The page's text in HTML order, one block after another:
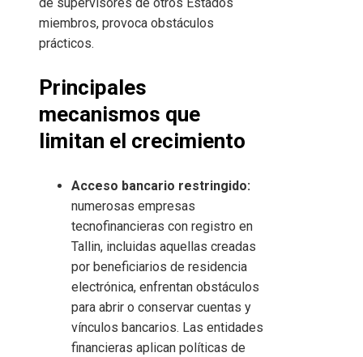
de supervisores de otros Estados
miembros, provoca obstáculos
prácticos.
Principales
mecanismos que
limitan el crecimiento
Acceso bancario restringido:
numerosas empresas
tecnofinancieras con registro en
Tallin, incluidas aquellas creadas
por beneficiarios de residencia
electrónica, enfrentan obstáculos
para abrir o conservar cuentas y
vínculos bancarios. Las entidades
financieras aplican políticas de